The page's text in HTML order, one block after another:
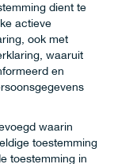
dient te
actieve
ook met
waaruit
en
waarin
toestemming
toestemming in